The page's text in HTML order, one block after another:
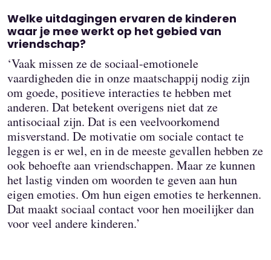
Welke uitdagingen ervaren de kinderen
waar je mee werkt op het gebied van
vriendschap?
‘Vaak missen ze de sociaal-emotionele
vaardigheden die in onze maatschappij nodig zijn
om goede, positieve interacties te hebben met
anderen. Dat betekent overigens niet dat ze
antisociaal zijn. Dat is een veelvoorkomend
misverstand. De motivatie om sociale contact te
leggen is er wel, en in de meeste gevallen hebben ze
ook behoefte aan vriendschappen. Maar ze kunnen
het lastig vinden om woorden te geven aan hun
eigen emoties. Om hun eigen emoties te herkennen.
Dat maakt sociaal contact voor hen moeilijker dan
voor veel andere kinderen.’